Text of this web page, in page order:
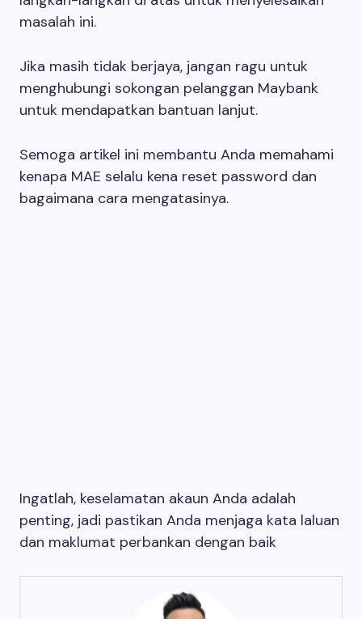
masalah ini.
Jika masih tidak berjaya, jangan ragu untuk
menghubungi sokongan pelanggan Maybank
untuk mendapatkan bantuan lanjut.
Semoga artikel ini membantu Anda memahami
kenapa MAE selalu kena reset password dan
bagaimana cara mengatasinya.
Ingatlah, keselamatan akaun Anda adalah
penting, jadi pastikan Anda menjaga kata laluan
dan maklumat perbankan dengan baik